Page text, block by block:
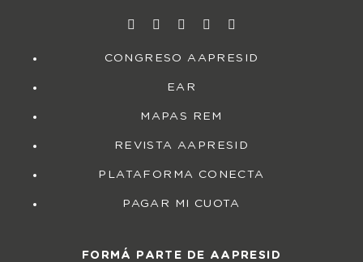
CONGRESO AAPRESID
EAR
MAPAS REM
REVISTA AAPRESID
PLATAFORMA CONECTA
PAGAR MI CUOTA
FORMÁ PARTE DE AAPRESID